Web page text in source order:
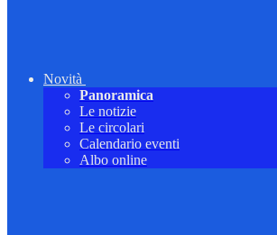
Novità
Panoramica
Le notizie
Le circolari
Calendario eventi
Albo online